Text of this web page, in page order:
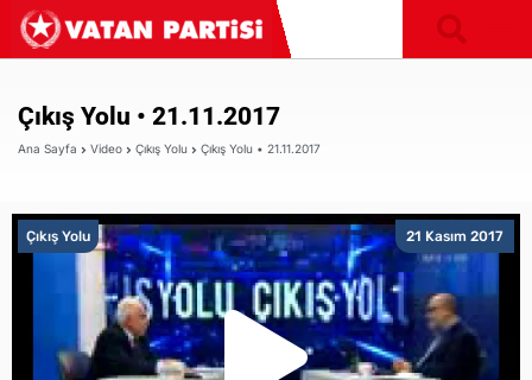
Çıkış Yolu • 21.11.2017
Ana Sayfa Video Çıkış Yolu Çıkış Yolu • 21.11.2017
21 Kasım 2017
Çıkış Yolu